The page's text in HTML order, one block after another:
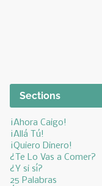
Sections
¡Ahora Caigo!
¡Allá Tú!
¡Quiero Dinero!
¿Te Lo Vas a Comer?
¿Y si sí?
25 Palabras